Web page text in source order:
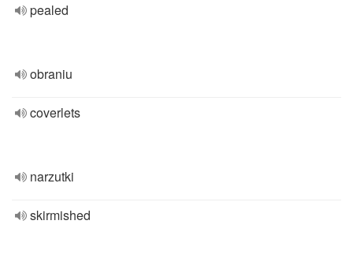
pealed
obraniu
coverlets
narzutki
skirmished